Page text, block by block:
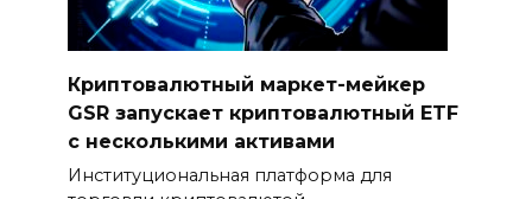
Криптовалютный маркет-мейкер
GSR запускает криптовалютный ETF
с несколькими активами
Институциональная платформа для